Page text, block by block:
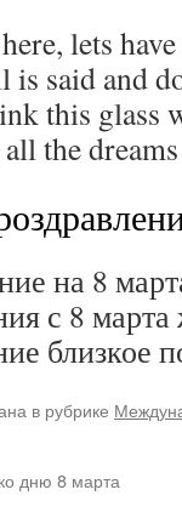
lets
is said and
this glass
the
на 8
с 8
близкое
в рубрике
дню 8 марта